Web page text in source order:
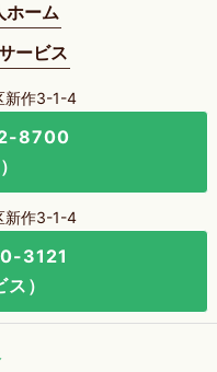
ホーム
ービス
新作3-1-4
8700
新作3-1-4
3121
）